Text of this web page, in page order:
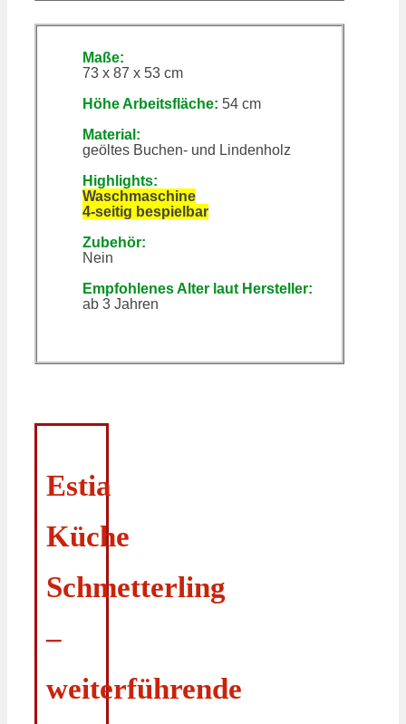
Maße:
73 x 87 x 53 cm
Höhe Arbeitsfläche: 54 cm
Material:
geöltes Buchen- und Lindenholz
Highlights:
Waschmaschine
4-seitig bespielbar
Zubehör:
Nein
Empfohlenes Alter laut Hersteller:
ab 3 Jahren
Estia
Küche
Schmetterling
–
weiterführende